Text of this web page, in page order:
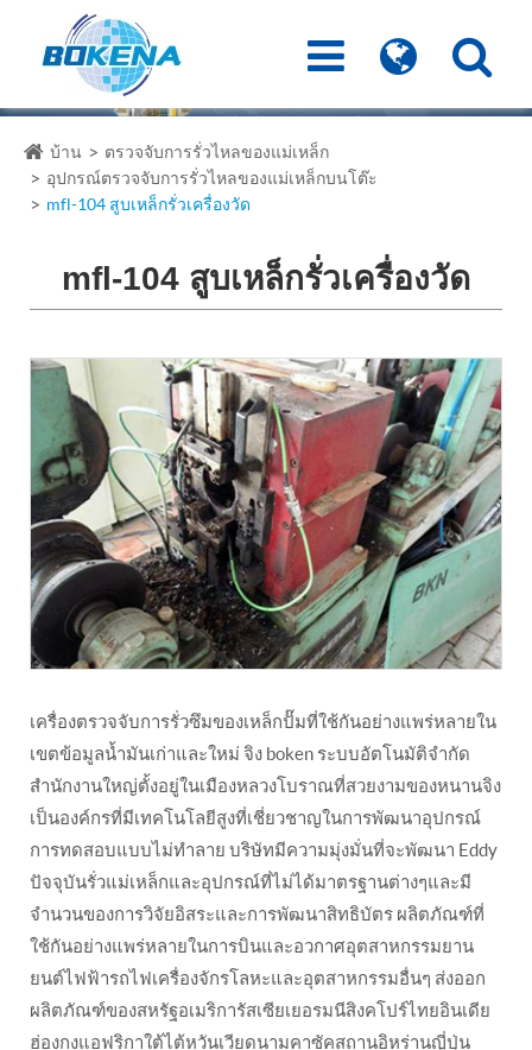
บ้าน
ตรวจจับการรั่วไหลของแม่เหล็ก
อุปกรณ์ตรวจจับการรั่วไหลของแม่เหล็กบนโต๊ะ
mfl-104 สูบเหล็กรั่วเครื่องวัด
mfl-104 สูบเหล็กรั่วเครื่องวัด
เครื่องตรวจจับการรั่วซึมของเหล็กปั๊มที่ใช้กันอย่างแพร่หลายใน
เขตข้อมูลน้ำมันเก่าและใหม่ จิง boken ระบบอัตโนมัติจำกัด
สำนักงานใหญ่ตั้งอยู่ในเมืองหลวงโบราณที่สวยงามของหนานจิง
เป็นองค์กรที่มีเทคโนโลยีสูงที่เชี่ยวชาญในการพัฒนาอุปกรณ์
การทดสอบแบบไม่ทำลาย บริษัทมีความมุ่งมั่นที่จะพัฒนา Eddy
ปัจจุบันรั่วแม่เหล็กและอุปกรณ์ที่ไม่ได้มาตรฐานต่างๆและมี
จำนวนของการวิจัยอิสระและการพัฒนาสิทธิบัตร ผลิตภัณฑ์ที่
ใช้กันอย่างแพร่หลายในการบินและอวกาศอุตสาหกรรมยาน
ยนต์ไฟฟ้ารถไฟเครื่องจักรโลหะและอุตสาหกรรมอื่นๆ ส่งออก
ผลิตภัณฑ์ของสหรัฐอเมริการัสเซียเยอรมนีสิงคโปร์ไทยอินเดีย
ฮ่องกงแอฟริกาใต้ไต้หวันเวียดนามคาซัคสถานอิหร่านญี่ปุ่น